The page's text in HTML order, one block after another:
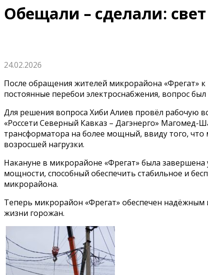
Обещали – сделали:
24.02.2026
После обращения жителей микрорайона «Фрегат»
постоянные перебои электроснабжения, вопрос был
Для решения вопроса Хиби Алиев провёл рабочую
«Россети Северный Кавказ – Дагэнерго»
трансформатора на более мощный, ввиду того,
возросшей нагрузки.
Накануне в микрорайоне «Фрегат» была
мощности, способный обеспечить стабильное и
микрорайона.
Теперь микрорайон «Фрегат» обеспечен
жизни горожан.